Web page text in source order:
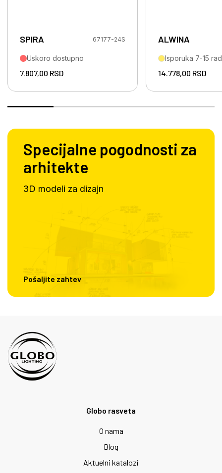
SPIRA 67177-24S
Uskoro dostupno
7.807,00 RSD
ALWINA
Isporuka 7-15
14.778,00 RSD
Specijalne pogodnosti za
arhitekte
3D modeli za dizajn
Pošaljite zahtev
Globo rasveta
O nama
Blog
Aktuelni katalozi